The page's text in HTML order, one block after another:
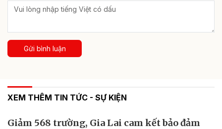
Gửi bình luận
XEM THÊM TIN TỨC - SỰ KIỆN
Giảm 568 trường, Gia Lai cam kết bảo đảm